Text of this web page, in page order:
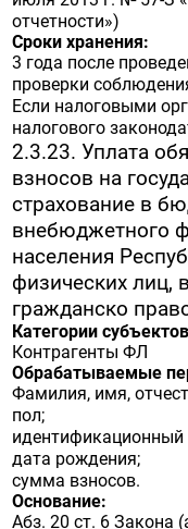
отчетности»)
Сроки хранения:
3 года после
проверки
Если налоговыми
налогового
2.3.23. Уплата
взносов на
страхование в
внебюджетного
населения
физических
гражданско
Категории
Контрагенты ФЛ
Обрабатываемые
Фамилия, имя,
пол;
идентификационный
дата рождения;
сумма взносов.
Основание:
Абз. 20 ст. 6 Закона